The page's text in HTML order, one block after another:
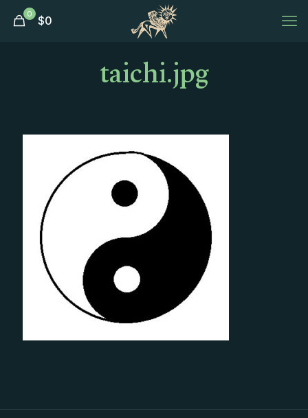
0 $0
taichi.jpg